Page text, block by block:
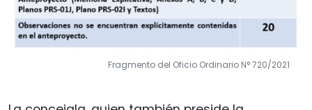
Fragmento del Oficio Ordinario N° 720/2021